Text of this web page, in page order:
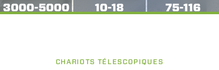
3000-5000 10-18 75-116
CHARIOTS TÉLESCOPIQUES